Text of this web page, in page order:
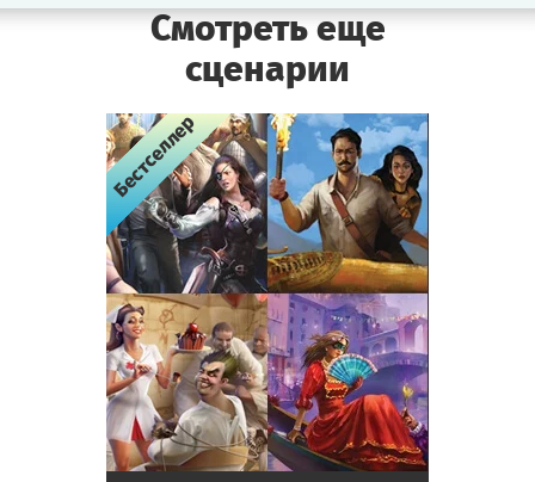
Смотреть еще
сценарии
Бестселлер
Бестселлер
Бестселлер
Бестселлер